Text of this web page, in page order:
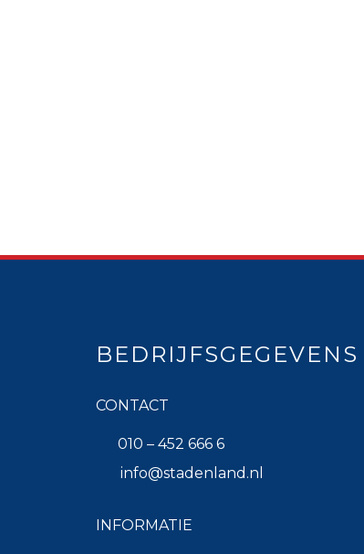
BEDRIJFSGEGEVENS
CONTACT
010 – 452 666 6
info@stadenland.nl
INFORMATIE